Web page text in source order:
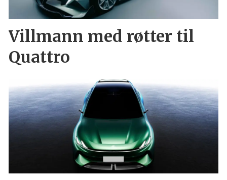
Villmann med røtter til
Quattro